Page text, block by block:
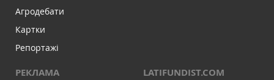
Агродебати
Картки
Репортажі
РЕКЛАМА LATIFUNDIST.COM